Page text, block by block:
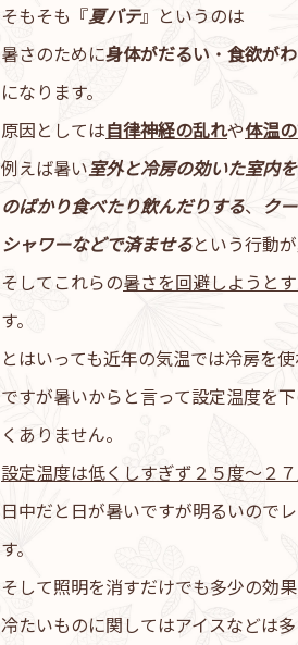
そもそも『夏バテ』というのは
暑さのために身体がだるい ・ 食欲が
になります。
原因としては自律神経の乱れや体温
例えば暑い室外と冷房の効いた室内
のばかり食べたり飲んだりする、 ク
シャワーなどで済ませるという行動
そしてこれらの暑さを回避しようと
す。
とはいっても近年の気温では冷房を
ですが暑いからと言って設定温度を
くありません。
設定温度は低くしすぎず２５度～２
日中だと日が暑いですが明るいので
す。
そして照明を消すだけでも多少の効果
冷たいものに関してはアイスなどは